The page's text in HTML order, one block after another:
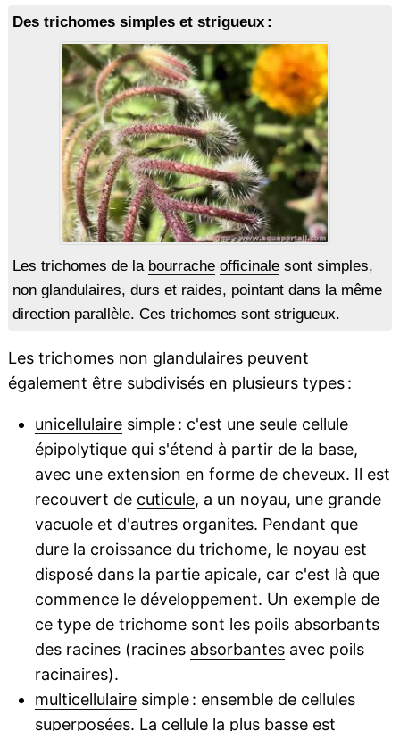
Des trichomes simples et strigueux :
Les trichomes de la bourrache officinalesont simples,
non glandulaires, durs et raides, pointant dans la même
direction parallèle. Ces trichomes sont strigueux.
Les trichomes non glandulaires peuvent
également être subdivisés en plusieurs types :
unicellulairesimple : c'est une seule cellule
épipolytique qui s'étend à partir de la base,
avec une extension en forme de cheveux. Il est
recouvert de cuticule, a un noyau, une grande
vacuoleet d'autres organites. Pendant que
dure la croissance du trichome, le noyau est
disposé dans la partie apicale, car c'est là que
commence le développement. Un exemple de
ce type de trichome sont les poils absorbants
des racines (racines absorbantesavec poils
racinaires).
multicellulairesimple : ensemble de cellules
superposées. La cellule la plus basse est